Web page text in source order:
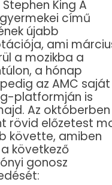
King A
című
újabb
ami
a mozikba a
a hónap
az AMC saját
platformján is
Az októberben
rövid előzetest
követte, amiben
következő
gonosz